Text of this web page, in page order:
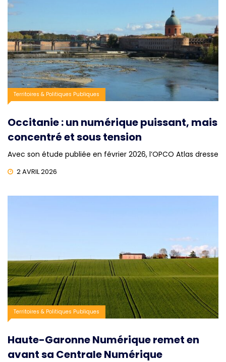
Territoires & Politiques Publiques
Occitanie : un numérique puissant, mais
concentré et sous tension
Avec son étude publiée en février 2026, l’OPCO Atlas dresse
2 AVRIL 2026
Territoires & Politiques Publiques
Haute-Garonne Numérique remet en
avant sa Centrale Numérique